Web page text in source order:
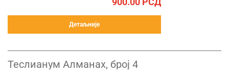
Детаљније
Теслианум Алманах, број 4